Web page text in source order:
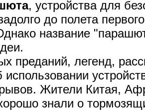
, устройства для
до полета
название
преданий, легенд,
использовании
Жители Китая,
знали о